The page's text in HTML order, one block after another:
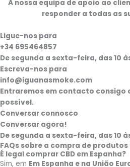
A nossa equipa de apoio ao
responder a todas as
Ligue-nos para
+34 695464857
De segunda a sexta-feira, das 10
Escreva-nos para
info@iguanasmoke.com
Entraremos em contacto consigo
possível.
Conversar connosco
Conversar agora!
De segunda a sexta-feira, das 10
FAQs sobre a compra de produtos
É legal comprar CBD em Espanha?
Sim, em Em Espanha e na União